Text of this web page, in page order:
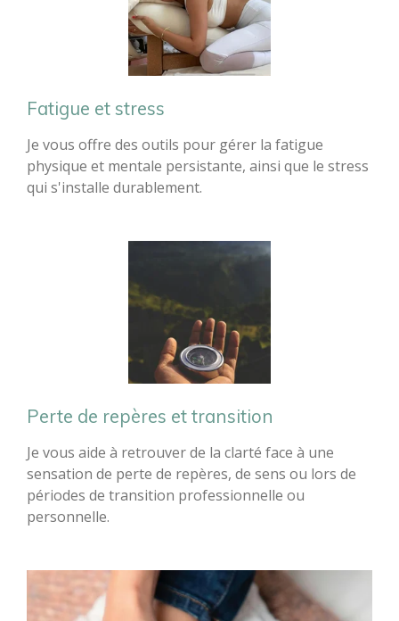
Fatigue et stress
Je vous offre des outils pour gérer la fatigue
physique et mentale persistante, ainsi que le stress
qui s'installe durablement.
Perte de repères et transition
Je vous aide à retrouver de la clarté face à une
sensation de perte de repères, de sens ou lors de
périodes de transition professionnelle ou
personnelle.